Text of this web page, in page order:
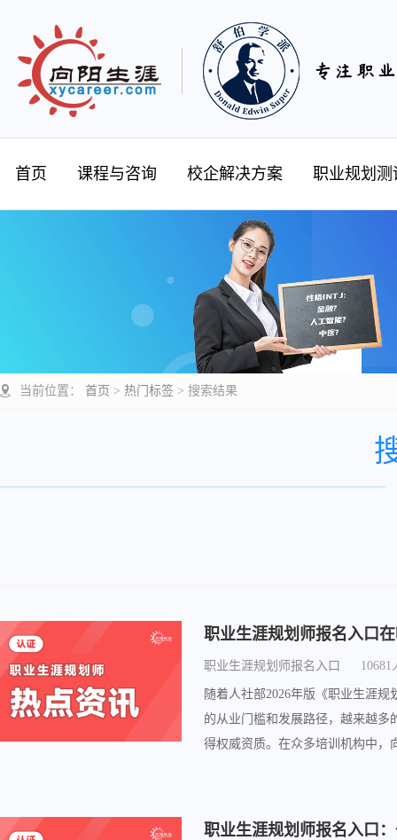
首页 课程与咨询 校企解决方案 职业规划测
当前位置： 首页 > 热门标签 > 搜索结果
职业生涯规划师报名入口 10681
随着人社部2026年版《职业生涯
的从业门槛和发展路径，越来越多
得权威资质。在众多培训机构中，
职业生涯规划师报名入口